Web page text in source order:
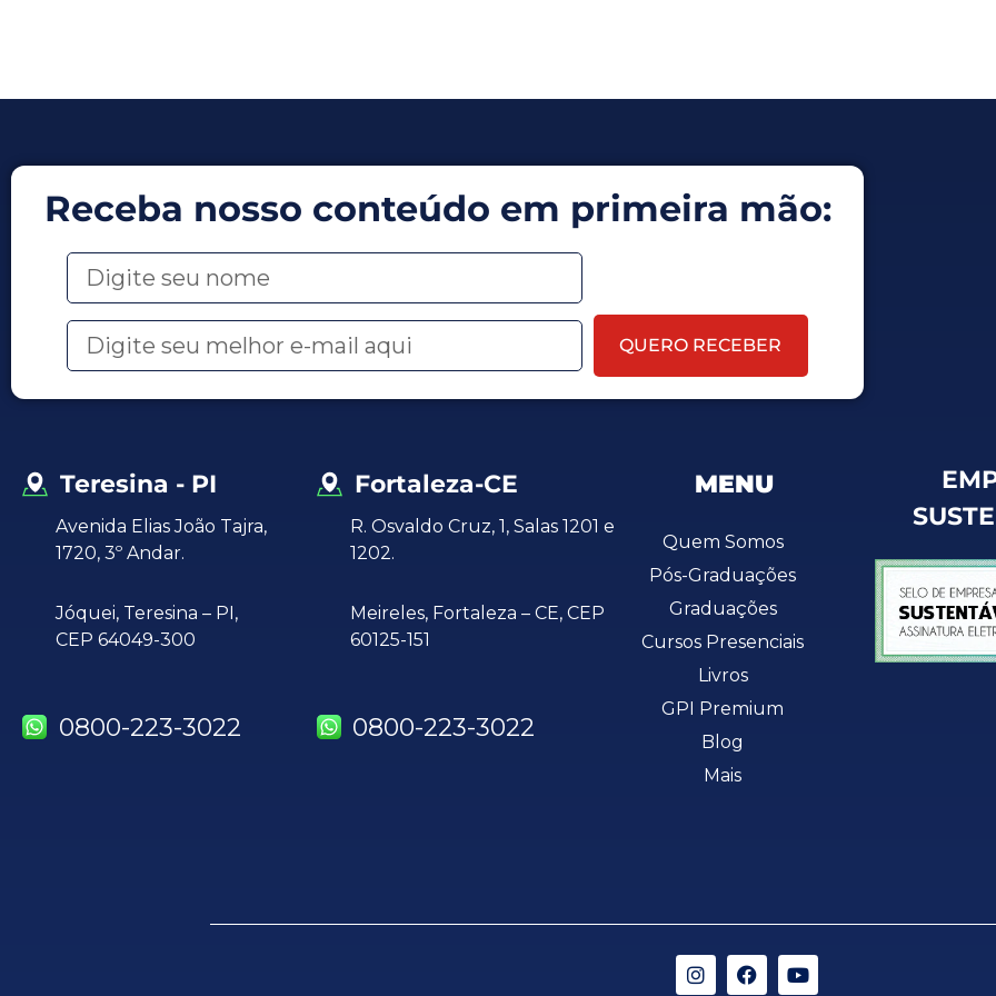
Receba nosso conteúdo em primeira mão:
QUERO RECEBER
Teresina - PI
Avenida Elias João Tajra,
1720, 3º Andar.
Jóquei, Teresina – PI,
CEP 64049-300
0800-223-3022
Fortaleza-CE
R. Osvaldo Cruz, 1, Salas 1201 e
1202.
Meireles, Fortaleza – CE, CEP
60125-151
0800-223-3022
MENU
Quem Somos
Pós-Graduações
Graduações
Cursos Presenciais
Livros
GPI Premium
Blog
Mais